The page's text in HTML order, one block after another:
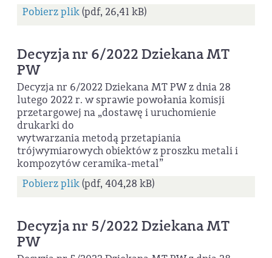
Pobierz plik(pdf, 26,41 kB)
Decyzja nr 6/2022 Dziekana MT
PW
Decyzja nr 6/2022 Dziekana MT PW z dnia 28
lutego 2022 r. w sprawie powołania komisji
przetargowej na „dostawę i uruchomienie
drukarki do
wytwarzania metodą przetapiania
trójwymiarowych obiektów z proszku metali i
kompozytów ceramika-metal”
Pobierz plik(pdf, 404,28 kB)
Decyzja nr 5/2022 Dziekana MT
PW